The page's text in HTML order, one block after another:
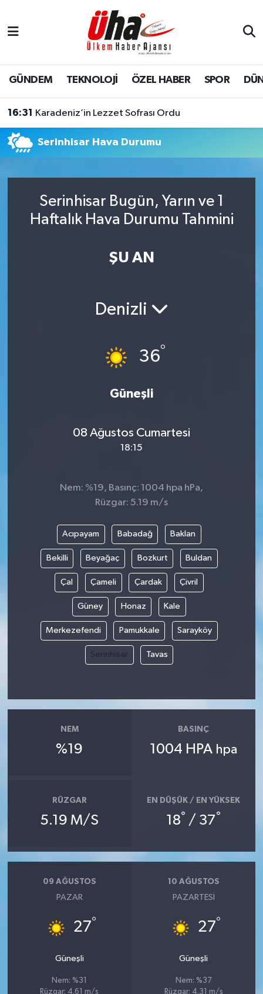
GÜNDEM TEKNOLOJİ ÖZEL HABER SPOR
16:31 Karadeniz’in Lezzet Sofrası Ordu
Serinhisar Hava Durumu
Serinhisar Bugün, Yarın ve 1
Haftalık Hava Durumu Tahmini
ŞU AN
Denizli
36°
Güneşli
08 Ağustos Cumartesi
18:15
Nem: %19, Basınç: 1004 hpa hPa,
Rüzgar: 5.19 m/s
Acıpayam Babadağ Baklan
Bekilli Beyağaç Bozkurt Buldan
Çal Çameli Çardak Çivril
Güney Honaz Kale
Merkezefendi Pamukkale Sarayköy
Serinhisar Tavas
NEM
%19
BASINÇ
1004 HPA hpa
RÜZGAR
5.19 M/S
EN DÜŞÜK / EN YÜKSEK
18° / 37°
09 AĞUSTOS
PAZAR
27°
Güneşli
Nem: %31
Rüzgar: 4.61 m/s
10 AĞUSTOS
PAZARTESI
27°
Güneşli
Nem: %37
Rüzgar: 4.31 m/s
İstanbul Nöbetçi Eczaneler
İstanbul Hava Durumu
Tüm Manşetler
Son Dakika Haberleri